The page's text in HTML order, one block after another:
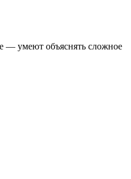
— умеют объяснять сложное